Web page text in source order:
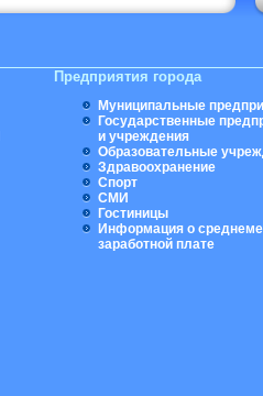
Предприятия города
Муниципальные
Государственные
и учреждения
Образовательные
Здравоохранение
Спорт
СМИ
Гостиницы
Информация о
заработной плате